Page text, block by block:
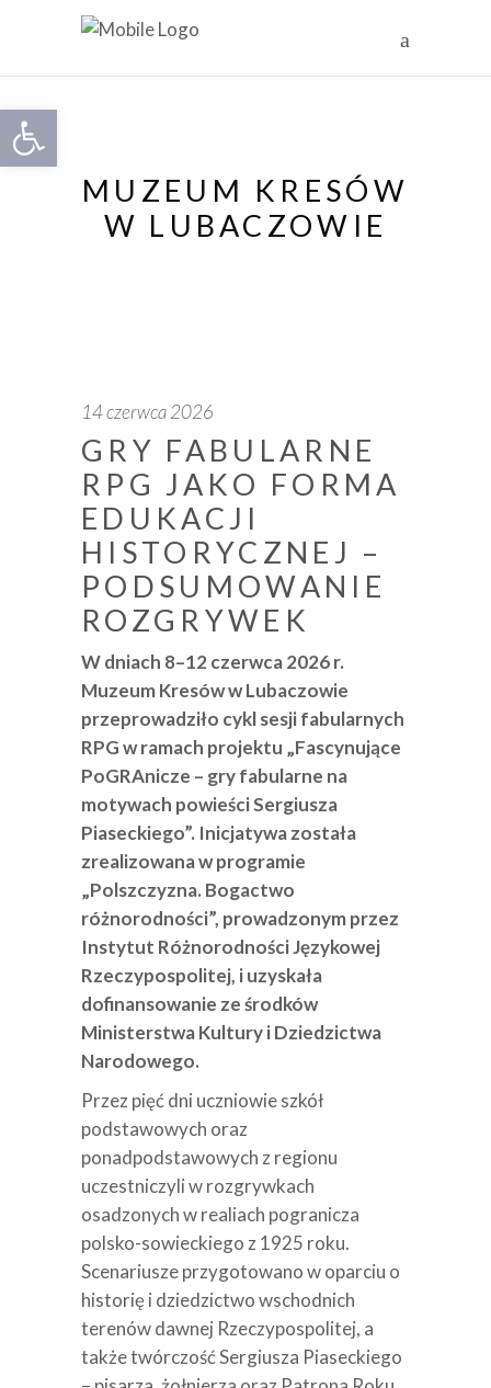
Otwórz pasek narzędzi
MUZEUM KRESÓW
W LUBACZOWIE
14 czerwca 2026
GRY FABULARNE
RPG JAKO FORMA
EDUKACJI
HISTORYCZNEJ –
PODSUMOWANIE
ROZGRYWEK
W dniach 8–12 czerwca 2026 r.
Muzeum Kresów w Lubaczowie
przeprowadziło cykl sesji fabularnych
RPG w ramach projektu „Fascynujące
PoGRAnicze – gry fabularne na
motywach powieści Sergiusza
Piaseckiego”. Inicjatywa została
zrealizowana w programie
„Polszczyzna. Bogactwo
różnorodności”, prowadzonym przez
Instytut Różnorodności Językowej
Rzeczypospolitej, i uzyskała
dofinansowanie ze środków
Ministerstwa Kultury i Dziedzictwa
Narodowego.
Przez pięć dni uczniowie szkół
podstawowych oraz
ponadpodstawowych z regionu
uczestniczyli w rozgrywkach
osadzonych w realiach pogranicza
polsko-sowieckiego z 1925 roku.
Scenariusze przygotowano w oparciu o
historię i dziedzictwo wschodnich
terenów dawnej Rzeczypospolitej, a
także twórczość Sergiusza Piaseckiego